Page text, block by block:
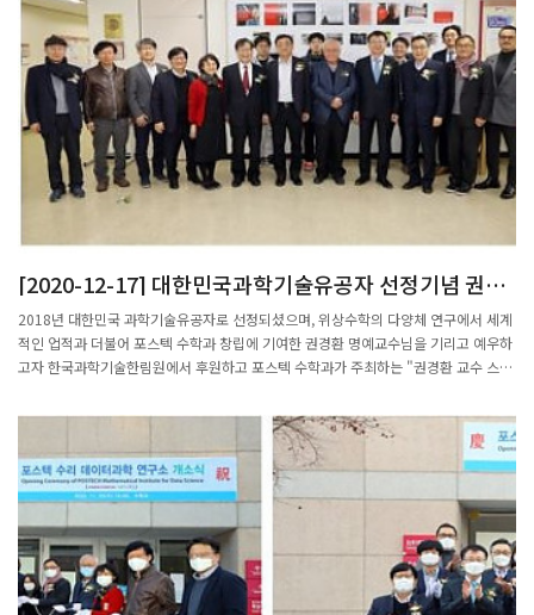
발표하였습니다.선출된 차세대회원의 임기는 2021년 1월부터 3년이며, 심사를 통해
45세까지 연임이 가능합니다.
[2020-12-17] 대한민국과학기술유공자 선정기념 권경
환 교수 스토리 벽 제막식 및 헌정강연 개최
2018년 대한민국 과학기술유공자로 선정되셨으며, 위상수학의 다양체 연구에서 세계
적인 업적과 더불어 포스텍 수학과 창립에 기여한 권경환 명예교수님을 기리고 예우하
고자 한국과학기술한림원에서 후원하고 포스텍 수학과가 주최하는 "권경환 교수 스토
강의실에서 개최되었습니다. https://youtu.be/RzmVrN9OxoU